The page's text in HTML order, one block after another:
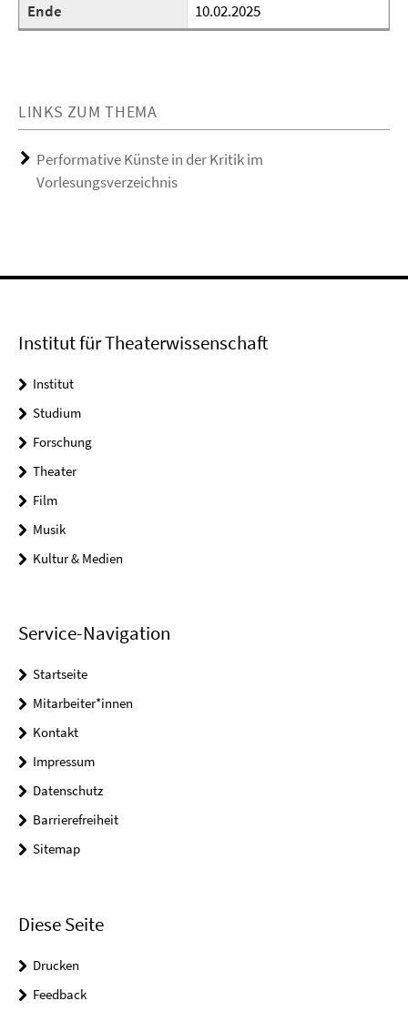
Ende
10.02.2025
LINKS ZUM THEMA
Performative Künste in der Kritik im
Vorlesungsverzeichnis
Institut für Theaterwissenschaft
Institut
Studium
Forschung
Theater
Film
Musik
Kultur & Medien
Service-Navigation
Startseite
Mitarbeiter*innen
Kontakt
Impressum
Datenschutz
Barrierefreiheit
Sitemap
Diese Seite
Drucken
Feedback